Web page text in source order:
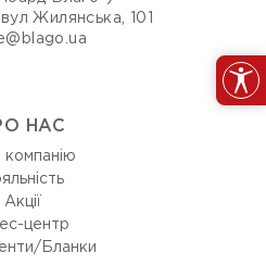
Жилянська, 101
НАС
компанію
Акції
центр
Бланки